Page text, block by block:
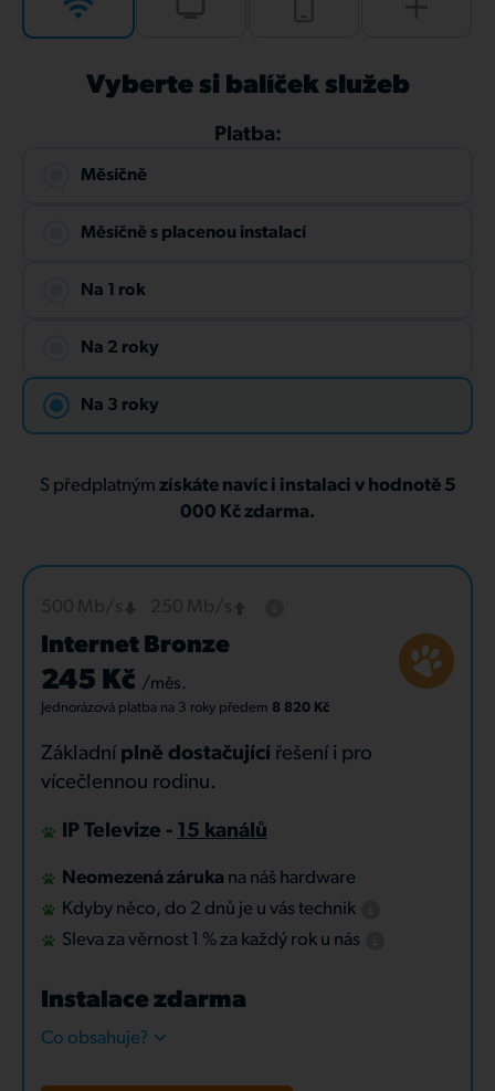
Vyberte si balíček služeb
Platba:
Měsíčně
Měsíčně s placenou instalací
Na 1 rok
Na 2 roky
Na 3 roky
S předplatným získáte navíc i instalaci v hodnotě 5
000 Kč zdarma.
Internet Bronze
245 Kč /měs.
Jednorázová platba na 3 roky předem 8 820 Kč
Základní plně dostačující řešení i pro
vícečlennou rodinu.
IP Televize - 15 kanálů
Neomezená záruka na náš hardware
Kdyby něco, do 2 dnů je u vás technik
Sleva za věrnost 1 % za každý rok u nás
Instalace zdarma
Co obsahuje?